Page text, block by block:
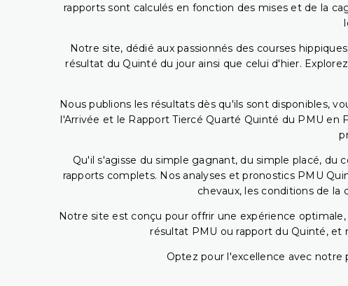
rapports sont calculés en fonction des mises et de la
Notre site, dédié aux passionnés des courses
résultat du Quinté du jour ainsi que celui d'hier.
Nous publions les résultats dès qu'ils sont disponibles,
l'Arrivée et le Rapport Tiercé Quarté Quinté du PMU en
Qu'il s'agisse du simple gagnant, du simple placé, du
rapports complets. Nos analyses et pronostics PMU
chevaux, les conditions de la
Notre site est conçu pour offrir une expérience
résultat PMU ou rapport du Quinté, et
Optez pour l'excellence avec notre